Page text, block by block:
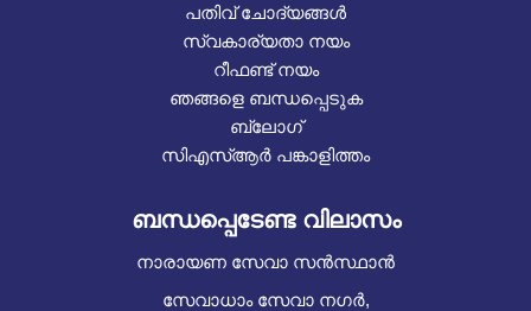
പതിവ് ചോദ്യങ്ങൾ
സ്വകാര്യതാ നയം
റീഫണ്ട് നയം
ഞങ്ങളെ ബന്ധപ്പെടുക
ബ്ലോഗ്
സിഎസ്ആർ പങ്കാളിത്തം
ബന്ധപ്പെടേണ്ട വിലാസം
നാരായണ സേവാ സൻസ്ഥാൻ
സേവാധാം സേവാ നഗർ,